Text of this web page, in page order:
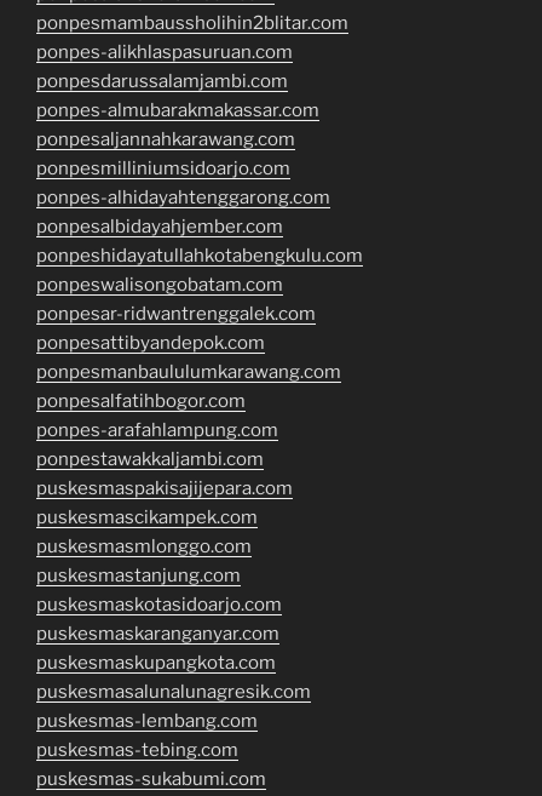
ponpesmambaussholihin2blitar.com
ponpes-alikhlaspasuruan.com
ponpesdarussalamjambi.com
ponpes-almubarakmakassar.com
ponpesaljannahkarawang.com
ponpesmilliniumsidoarjo.com
ponpes-alhidayahtenggarong.com
ponpesalbidayahjember.com
ponpeshidayatullahkotabengkulu.com
ponpeswalisongobatam.com
ponpesar-ridwantrenggalek.com
ponpesattibyandepok.com
ponpesmanbaululumkarawang.com
ponpesalfatihbogor.com
ponpes-arafahlampung.com
ponpestawakkaljambi.com
puskesmaspakisajijepara.com
puskesmascikampek.com
puskesmasmlonggo.com
puskesmastanjung.com
puskesmaskotasidoarjo.com
puskesmaskaranganyar.com
puskesmaskupangkota.com
puskesmasalunalunagresik.com
puskesmas-lembang.com
puskesmas-tebing.com
puskesmas-sukabumi.com